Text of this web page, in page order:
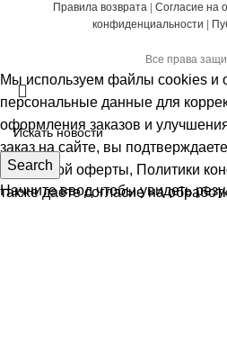
Правила возврата| Согласие на
конфиденциальности
Все права
Search
Начните ввод чтобы увидеть
Мы используем файлы cookies и
персональные данные для
оформления заказов и
заказ на сайте, вы
Публичной оферты, Политики
также даётесогласие на